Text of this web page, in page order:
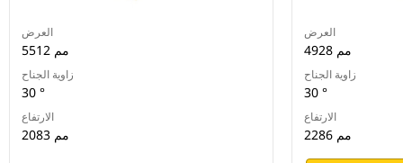
العرض
5512 مم
زاوية الجناح
30 °
الارتفاع
2083 مم
العرض
4928 مم
زاوية الجناح
30 °
الارتفاع
2286 مم